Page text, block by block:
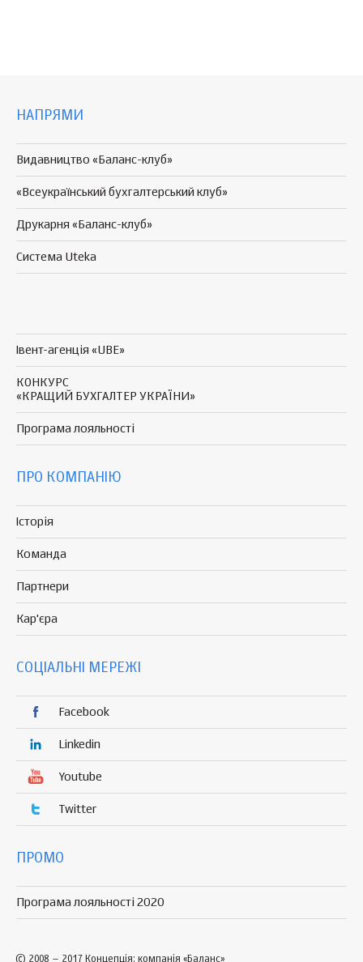
НАПРЯМИ
Видавництво «Баланс-клуб»
«Всеукраїнський бухгалтерський клуб»
Друкарня «Баланс-клуб»
Система Uteka
Івент-агенція «UBE»
КОНКУРС
«КРАЩИЙ БУХГАЛТЕР УКРАЇНИ»
Програма лояльності
ПРО КОМПАНІЮ
Історія
Команда
Партнери
Кар'єра
СОЦІАЛЬНІ МЕРЕЖІ
Facebook
Linkedin
Youtube
Twitter
ПРОМО
Програма лояльності 2020
© 2008 – 2017 Концепція: компанія «Баланс»